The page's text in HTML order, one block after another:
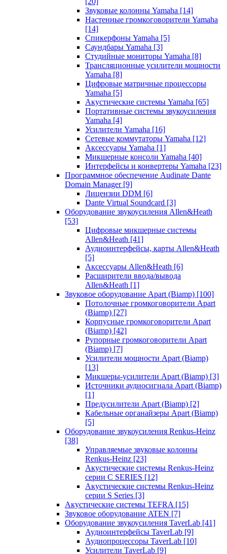
Звуковые колонны Yamaha [14]
Настенные громкоговорители Yamaha
[14]
Спикерфоны Yamaha [5]
Саундбары Yamaha [3]
Студийные мониторы Yamaha [8]
Трансляционные усилители мощности
Yamaha [8]
Цифровые матричные процессоры
Yamaha [5]
Акустические системы Yamaha [65]
Портативные системы звукоусиления
Yamaha [4]
Усилители Yamaha [16]
Сетевые коммутаторы Yamaha [12]
Аксессуары Yamaha [1]
Микшерные консоли Yamaha [40]
Интерфейсы и конвертеры Yamaha [23]
Программное обеспечение Audinate Dante
Domain Manager [9]
Лицензии DDM [6]
Dante Virtual Soundcard [3]
Оборудование звукоусиления Allen&Heath
[53]
Цифровые микшерные системы
Allen&Heath [41]
Аудиоинтерфейсы, карты Allen&Heath
[5]
Аксессуары Allen&Heath [6]
Расширители ввода/вывода
Allen&Heath [1]
Звуковое оборудование Apart (Biamp) [100]
Потолочные громкоговорители Apart
(Biamp) [27]
Корпусные громкоговорители Apart
(Biamp) [42]
Рупорные громкоговорители Apart
(Biamp) [7]
Усилители мощности Apart (Biamp)
[13]
Микшеры-усилители Apart (Biamp) [3]
Источники аудиосигнала Apart (Biamp)
[1]
Предусилители Apart (Biamp) [2]
Кабельные органайзеры Apart (Biamp)
[5]
Оборудование звукоусиления Renkus-Heinz
[38]
Управляемые звуковые колонны
Renkus-Heinz [23]
Акустические системы Renkus-Heinz
серии C SERIES [12]
Акустические системы Renkus-Heinz
серии S Series [3]
Акустические системы TEFRA [15]
Звуковое оборудование ATEN [7]
Оборудование звукоусиления TaverLab [41]
Аудиоинтерфейсы TaverLab [9]
Аудиопроцессоры TaverLab [10]
Усилители TaverLab [9]